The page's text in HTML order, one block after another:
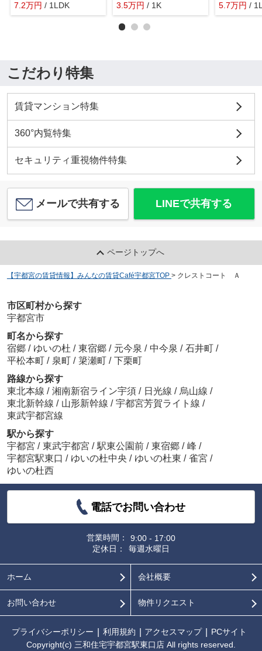
7.2万円 / 1LDK
3.5万円 / 1K
5.7万円 /
こだわり特集
賃貸マンション特集
360°内覧特集
セキュリティ重視物件特集
メールで共有する LINEで共有する
ページトップへ
【宇都宮の賃貸情報】みんなの賃貸Café宇都宮TOP > クレストコート Ａ
市区町村から探す
宇都宮市
町名から探す
宿郷 / ゆいの杜 / 東宿郷 / 元今泉 / 中今泉 / 石井町 /
平松本町 / 泉町 / 簗瀬町 / 下栗町
路線から探す
東北本線 / 湘南新宿ライン宇須 / 日光線 / 烏山線 /
東北新幹線 / 山形新幹線 / 宇都宮芳賀ライト線 /
東武宇都宮線
駅から探す
宇都宮 / 東武宇都宮 / 駅東公園前 / 東宿郷 / 峰 /
宇都宮駅東口 / ゆいの杜中央 / ゆいの杜東 / 雀宮 /
ゆいの杜西
電話でお問い合わせ
営業時間：
9:00 - 17:00
定休日：
毎週水曜日
ホーム 会社概要
お問い合わせ 物件リクエスト
プライバシーポリシー 利用規約 アクセスマップ
PCサイト
Copyright(c) 三和住宅宇都宮駅東口店 All rights reserved.